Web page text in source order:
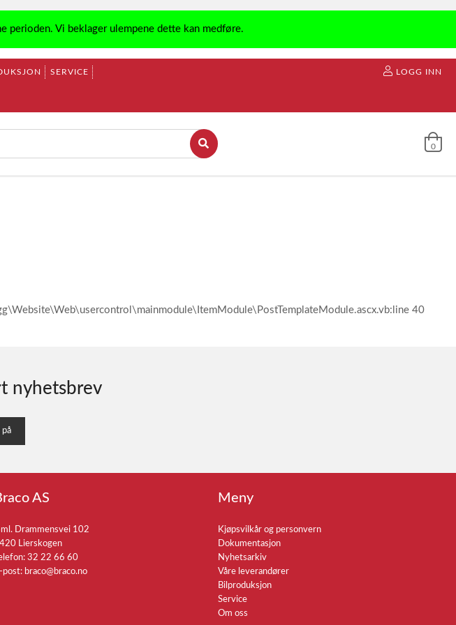
perioden. Vi beklager ulempene dette kan medføre.
SERVICE
LOGG INN
0
40
nyhetsbrev
på
AS
Drammensvei 102
Lierskogen
32 22 66 60
post: braco@braco.no
Meny
Kjøpsvilkår og personvern
Dokumentasjon
Nyhetsarkiv
Våre leverandører
Bilproduksjon
Service
Om oss